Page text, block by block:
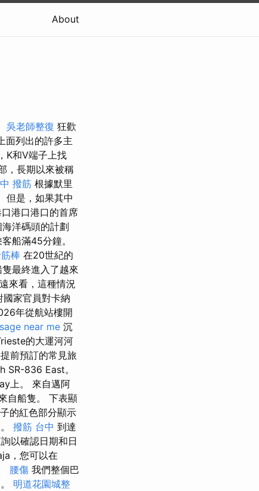
About
吳老師整復 狂歡
面列出的許多主
K和V端子上找
，長期以來被稱
撥筋 根據默里
但是，如果其中
港口港口的首席
洋碼頭的計劃
船滿45分鐘。
棒 在20世紀的
最終進入了越來
來看，這種情況
家官員對卡納
年從航站樓開
near me 沉
的大運河河
前預訂的常見旅
SR-836 East。
上。 來自邁阿
自船隻。 下表顯
的紅色部分顯示
撥筋 台中 到達
以確認日期和日
，您可以在
腰傷 我們整個巴
明道花園城整